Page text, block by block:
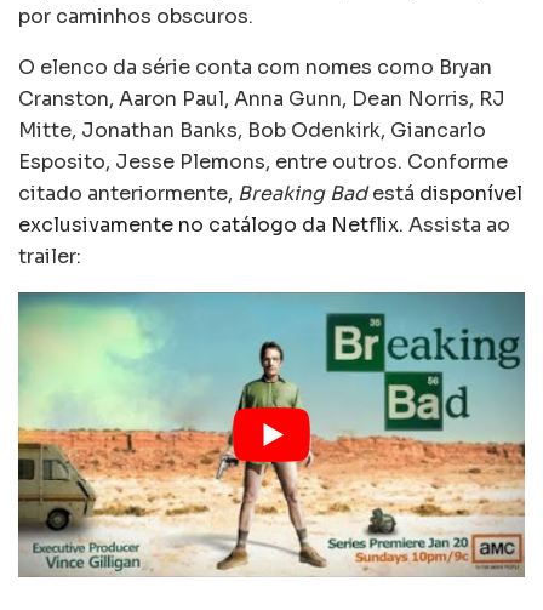
por caminhos obscuros.
O elenco da série conta com nomes como Bryan
Cranston, Aaron Paul, Anna Gunn, Dean Norris, RJ
Mitte, Jonathan Banks, Bob Odenkirk, Giancarlo
Esposito, Jesse Plemons, entre outros. Conforme
citado anteriormente, Breaking Badestá disponível
exclusivamente no catálogo da Netflix. Assista ao
trailer: